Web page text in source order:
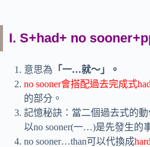
I. S+had+ no
意思為 「一…就～」
。
no sooner會搭配過去完成式
的部分。
記憶秘訣：當二個過去式的
以no sooner(一…)是先發生的
no sooner…than可以代換成